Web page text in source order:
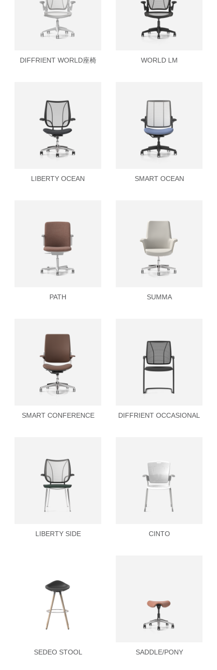
注册
SIGN IN WITH SSO
中文
Select
DIFFRIENT WORLD座椅 WORLD LM
LIBERTY OCEAN SMART OCEAN
PATH SUMMA
SMART CONFERENCE DIFFRIENT OCCASIONAL
LIBERTY SIDE CINTO
SEDEO STOOL SADDLE/PONY